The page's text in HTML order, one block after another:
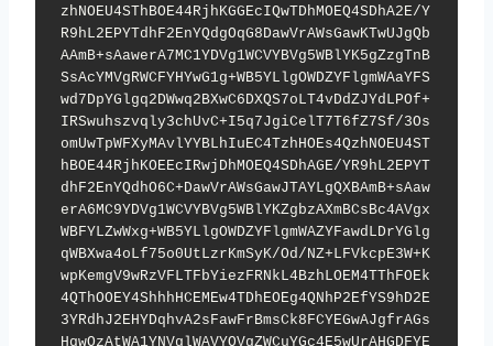
zhNOEU4SThBOE44RjhKGGEcIQwTDhMOEQ4SDhA2E/Y
R9hL2EPYTdhF2EnYQdgOqG8DawVrAWsGawKTwUJgQb
AAmB+sAawerA7MC1YDVg1WCVYBVg5WBlYK5gZzgTnB
SsAcYMVgRWCFYHYwG1g+WB5YLlgOWDZYFlgmWAaYFS
wd7DpYGlgq2DWwq2BXwC6DXQS7oLT4vDdZJYdLPOf+
IRSwuhszvqly3chUvC+I5q7JgiCelT7T6fZ7Sf/3Os
omUwTpWFXyMAvlYYBLhIuEC4TzhHOEs4QzhNOEU4ST
hBOE44RjhKOEEcIRwjDhMOEQ4SDhAGE/YR9hL2EPYT
dhF2EnYQdhO6C+DawVrAWsGawJTAYLgQXBAmB+sAaw
erA6MC9YDVg1WCVYBVg5WBlYKZgbzAXmBCsBc4AVgx
WBFYLZwWxg+WB5YLlgOWDZYFlgmWAZYFawdLDrYGlg
qWBXwa4oLf75o0UtLzrKmSyK/Od/NZ+LFVkcpE3W+K
wpKemgV9wRzVFLTFbYiezFRNkL4BzhLOEM4TThFOEk
4QThOOEY4ShhhHCEMEw4TDhEOEg4QNhP2EfYS9hD2E
3YRdhJ2EHYDqhvA2sFawFrBmsCk8FCYEGwAJgfrAGs
HqwOzAtWA1YNVglWAVYOVgZWCuYGc4E5wUrAHGDFYE